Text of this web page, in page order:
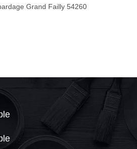
Grand Failly 54260